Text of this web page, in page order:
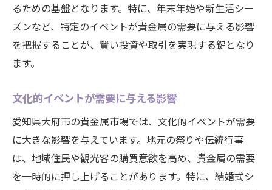
るための基盤となります。特に、年末年始や新生活シー
ズンなど、特定のイベントが貴金属の需要に与える影響
を把握することが、賢い投資や取引を実現する鍵となり
ます。
文化的イベントが需要に与える影響
愛知県大府市の貴金属市場では、文化的イベントが需要
に大きな影響を与えています。地元の祭りや伝統行事
は、地域住民や観光客の購買意欲を高め、貴金属の需要
を一時的に押し上げることがあります。特に、結婚式シ